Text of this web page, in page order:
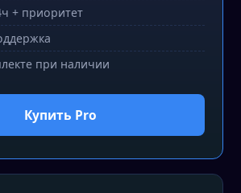
+ приоритет
при наличии
Купить Pro